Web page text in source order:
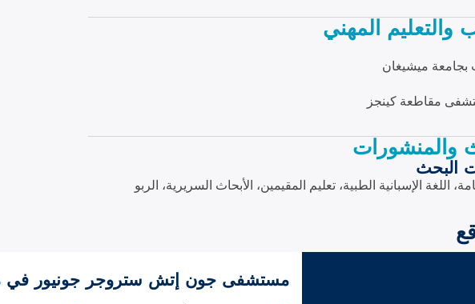
والتعليم المهني
بجامعة ميشيغان
مقاطعة كينجز
والمنشورات
البحث
اللغة الإسبانية الطبية، تعليم المقيمين، الأبحاث السريرية، الربو
مستشفى جون إتش ستروجر جونيور في